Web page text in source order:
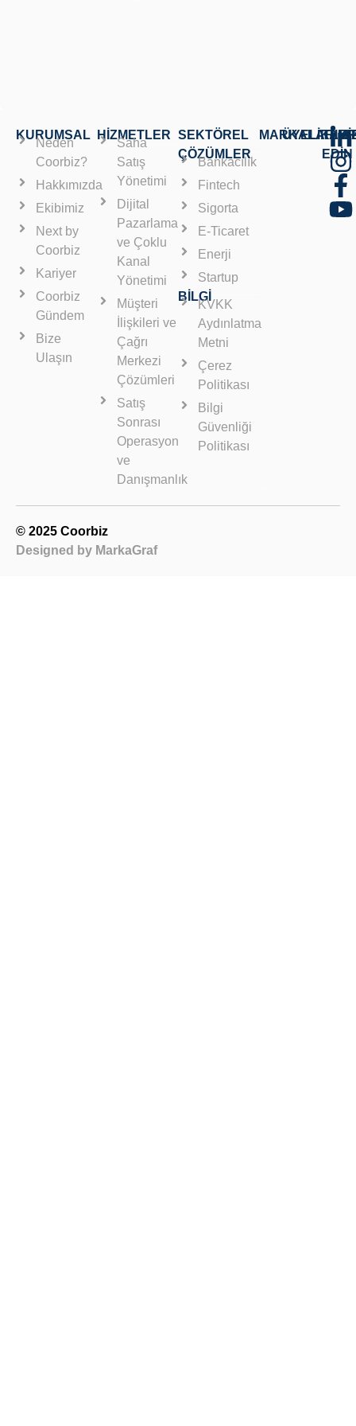
KURUMSAL
Neden
Coorbiz?
Hakkımızda
Ekibimiz
Next by
Coorbiz
Kariyer
Coorbiz
Gündem
Bize
Ulaşın
HİZMETLER
Saha
Satış
Yönetimi
Dijital
Pazarlama
ve Çoklu
Kanal
Yönetimi
Müşteri
İlişkileri ve
Çağrı
Merkezi
Çözümleri
Satış
Sonrası
Operasyon
ve
Danışmanlık
SEKTÖREL
ÇÖZÜMLER
Bankacılık
Fintech
Sigorta
E-Ticaret
Enerji
Startup
BİLGİ
KVKK
Aydınlatma
Metni
Çerez
Politikası
Bilgi
Güvenliği
Politikası​
ÜYELİKLER
EDİN
© 2025 Coorbiz
Designed by MarkaGraf